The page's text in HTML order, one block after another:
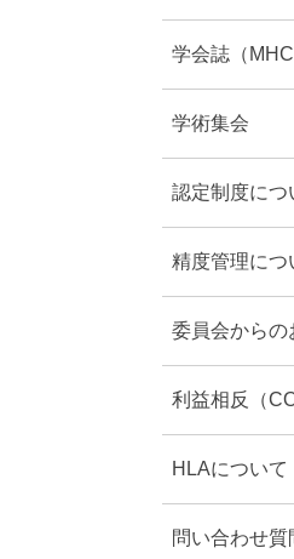
学会誌（
学術集会
認定制度につ
精度管理につ
委員会からの
利益相反（
HLAについて
問い合わせ質